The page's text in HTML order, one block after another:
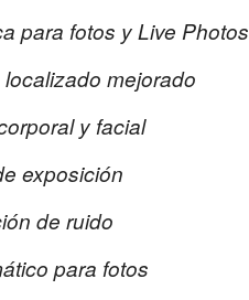
para fotos y Live Photos
mejorado
y facial
exposición
de ruido
para fotos